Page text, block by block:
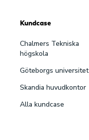
Kundcase
Chalmers Tekniska
högskola
Göteborgs universitet
Skandia huvudkontor
Alla kundcase